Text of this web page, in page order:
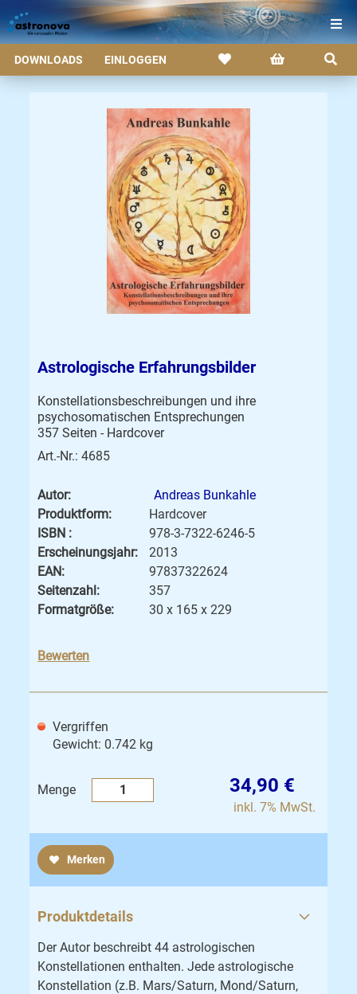
DOWNLOADS EINLOGGEN
Astrologische Erfahrungsbilder
Konstellationsbeschreibungen und ihre
psychosomatischen Entsprechungen
357 Seiten - Hardcover
Art.-Nr.: 4685
Autor:
Andreas Bunkahle
Produktform:
Hardcover
ISBN :
978-3-7322-6246-5
Erscheinungsjahr:
2013
EAN:
97837322624
Seitenzahl:
357
Formatgröße:
30 x 165 x 229
Bewerten
Menge 34,90 €
inkl. 7% MwSt.
Vergriffen
Gewicht: 0.742 kg
Merken
Produktdetails
Der Autor beschreibt 44 astrologischen
Konstellationen enthalten. Jede astrologische
Konstellation (z.B. Mars/Saturn, Mond/Saturn,